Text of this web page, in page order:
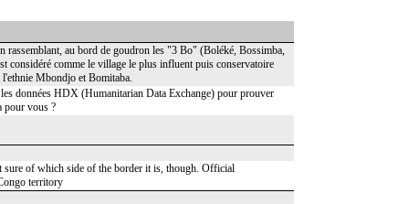
rassemblant, au bord de goudron les "3 Bo" (Boléké, Bossimba,
considéré comme le village le plus influent puis conservatoire
Mbondjo et Bomitaba.
données HDX (Humanitarian Data Exchange) pour prouver
pour vous ?
sure of which side of the border it is, though. Official
territory